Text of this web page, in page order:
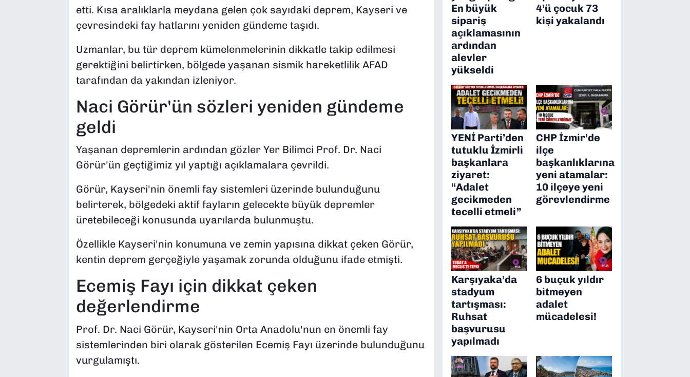
etti. Kısa aralıklarla meydana gelen çok sayıdaki deprem, Kayseri ve
çevresindeki fay hatlarını yeniden gündeme taşıdı.
Uzmanlar, bu tür deprem kümelenmelerinin dikkatle takip edilmesi
gerektiğini belirtirken, bölgede yaşanan sismik hareketlilik AFAD
tarafından da yakından izleniyor.
Naci Görür'ün sözleri yeniden gündeme
geldi
Yaşanan depremlerin ardından gözler Yer Bilimci Prof. Dr. Naci
Görür'ün geçtiğimiz yıl yaptığı açıklamalara çevrildi.
Görür, Kayseri'nin önemli fay sistemleri üzerinde bulunduğunu
belirterek, bölgedeki aktif fayların gelecekte büyük depremler
üretebileceği konusunda uyarılarda bulunmuştu.
Özellikle Kayseri'nin konumuna ve zemin yapısına dikkat çeken Görür,
kentin deprem gerçeğiyle yaşamak zorunda olduğunu ifade etmişti.
Ecemiş Fayı için dikkat çeken
değerlendirme
Prof. Dr. Naci Görür, Kayseri'nin Orta Anadolu'nun en önemli fay
sistemlerinden biri olarak gösterilen Ecemiş Fayı üzerinde bulunduğunu
vurgulamıştı.
En büyük
sipariş
açıklamasının
ardından
alevler
yükseldi
4’ü çocuk 73
kişi yakalandı
YENİ Parti’den
tutuklu İzmirli
başkanlara
ziyaret:
“Adalet
gecikmeden
tecelli etmeli”
CHP İzmir’de
ilçe
başkanlıklarına
yeni atamalar:
10 ilçeye yeni
görevlendirme
Karşıyaka’da
stadyum
tartışması:
Ruhsat
başvurusu
yapılmadı
6 buçuk yıldır
bitmeyen
adalet
mücadelesi!